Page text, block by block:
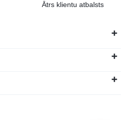
Ātrs klientu atbalsts